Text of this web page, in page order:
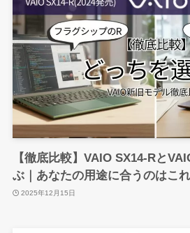
【徹底比較】VAIO SX14-Rと
ぶ｜あなたの用途に合うのはこれ
2025年12月15日